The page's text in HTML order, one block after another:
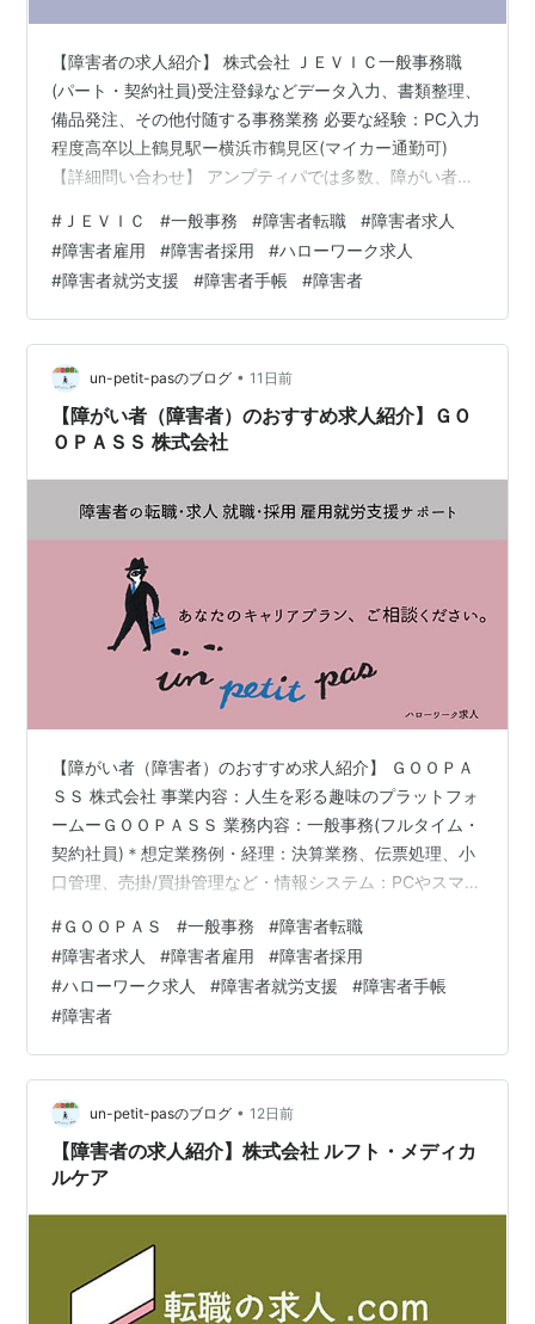
【障害者の求人紹介】 株式会社 ＪＥＶＩＣ一般事務職
(パート・契約社員)受注登録などデータ入力、書類整理、
備品発注、その他付随する事務業務 必要な経験：PC入力
程度高卒以上鶴見駅ー横浜市鶴見区(マイカー通勤可)
【詳細問い合わせ】 アンプティパでは多数、障がい者
いただきましたら 就職・転職に関するご相談をじっくり
伺います。 面接準備、就職まで丁寧に支援させていただ
きます。 アンプティパサイト un-petit-pas.co.jp 無料登
録 求人：ハローワーク出典
# ＪＥＶＩＣ #一般事務 #障害者転職 #障害者求人
#障害者雇用 #障害者採用 #ハローワーク求人
#障害者就労支援 #障害者手帳 #障害者
un-petit-pasのブログ • 11日前
【障がい者（障害者）のおすすめ求人紹介】ＧＯ
ＯＰＡＳＳ 株式会社
【障がい者（障害者）のおすすめ求人紹介】 ＧＯＯＰＡ
ＳＳ 株式会社 事業内容：人生を彩る趣味のプラットフォ
ームーＧＯＯＰＡＳＳ 業務内容：一般事務(フルタイム・
契約社員)＊想定業務例・経理：決算業務、伝票処理、小
口管理、売掛/買掛管理など・情報システム：PCやスマホ
社内イベントの企画/運営、社内設備管理、備品の発注/管
理など 必要な経験：事務の実務経験(通算3年以上) 勤務
地最寄り駅：西新宿駅ー東京都新宿区 【詳細問い合わ
せ】 アンプティパでは多数、障がい者（障害者）のため
の求人をご用意しています。無料登録いただきましたら
就職・転職に関するご…
#ＧＯＯＰＡＳ #一般事務 #障害者転職
#障害者求人 #障害者雇用 #障害者採用
#ハローワーク求人 #障害者就労支援 #障害者手帳
#障害者
un-petit-pasのブログ • 12日前
【障害者の求人紹介】株式会社 ルフト・メディカ
ルケア